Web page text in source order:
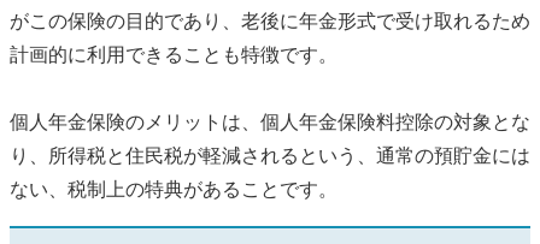
がこの保険の目的であり、老後に年金形式で受け取れるため
計画的に利用できることも特徴です。
個人年金保険のメリットは、個人年金保険料控除の対象とな
り、所得税と住民税が軽減されるという、通常の預貯金には
ない、税制上の特典があることです。